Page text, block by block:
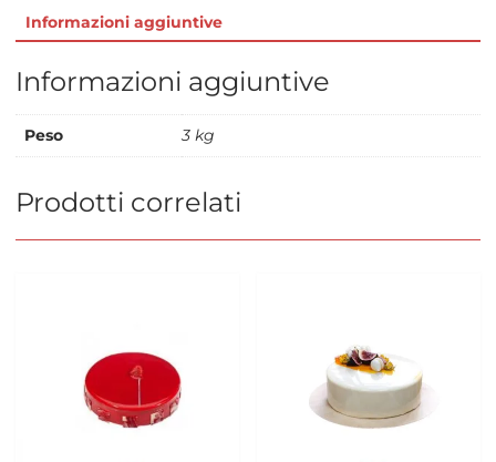
Informazioni aggiuntive
Informazioni aggiuntive
Peso 3 kg
Prodotti correlati